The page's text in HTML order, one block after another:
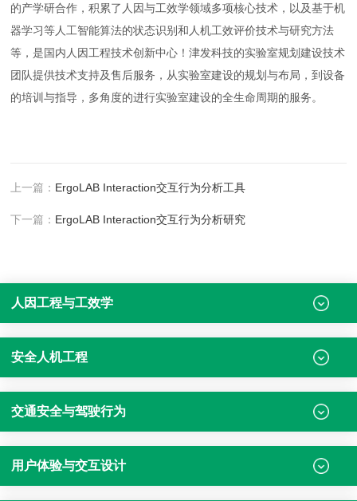
的产学研合作，积累了人因与工效学领域多项核心技术，以及基于机
器学习等人工智能算法的状态识别和人机工效评价技术与研究方法
等，是国内人因工程技术创新中心！津发科技的实验室规划建设技术
团队提供技术支持及售后服务，从实验室建设的规划与布局，到设备
的培训与指导，多角度的进行实验室建设的全生命周期的服务。
上一篇： ErgoLAB Interaction交互行为分析工具
下一篇： ErgoLAB Interaction交互行为分析研究
人因工程与工效学
安全人机工程
交通安全与驾驶行为
用户体验与交互设计